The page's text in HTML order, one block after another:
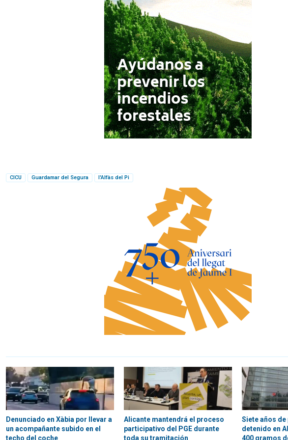
CICU Guardamar del Segura l'Alfàs del Pi
Denunciado en Xàbia por llevar a
un acompañante subido en el
techo del coche
Alicante mantendrá el proceso
participativo del PGE durante
toda su tramitación
Siete años
detenido en
400 gramos